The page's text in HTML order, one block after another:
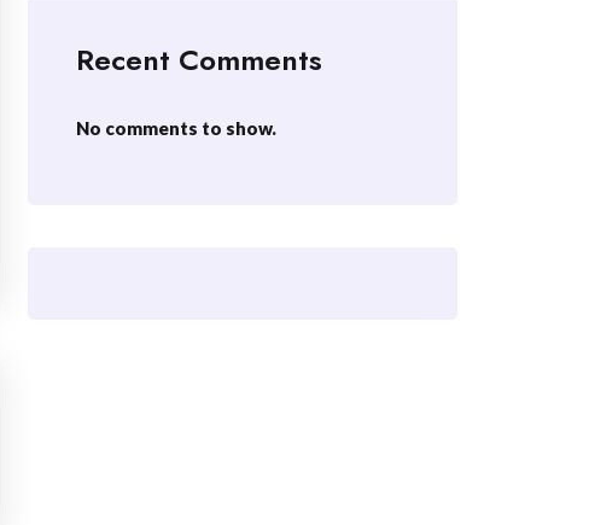
Recent Comments
No comments to show.